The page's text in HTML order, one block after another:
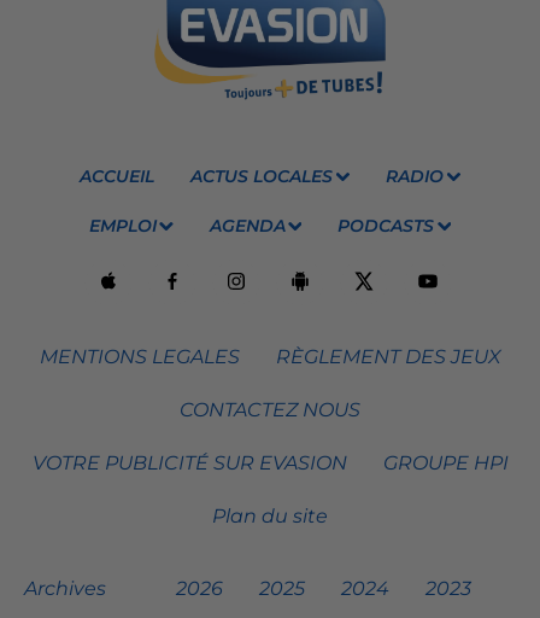
ACCUEIL ACTUS LOCALES RADIO
EMPLOI AGENDA PODCASTS
MENTIONS LEGALES RÈGLEMENT DES JEUX
CONTACTEZ NOUS
VOTRE PUBLICITÉ SUR EVASION GROUPE HPI
Plan du site
Archives 2026 2025 2024 2023